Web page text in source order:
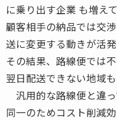
に乗り出す企業 も増えて
顧客相手の納品では交
送に変更する動きが活発
その結果、路線便では
翌日配送できない地域
汎用的な路線便と違
同一のためコスト削減効